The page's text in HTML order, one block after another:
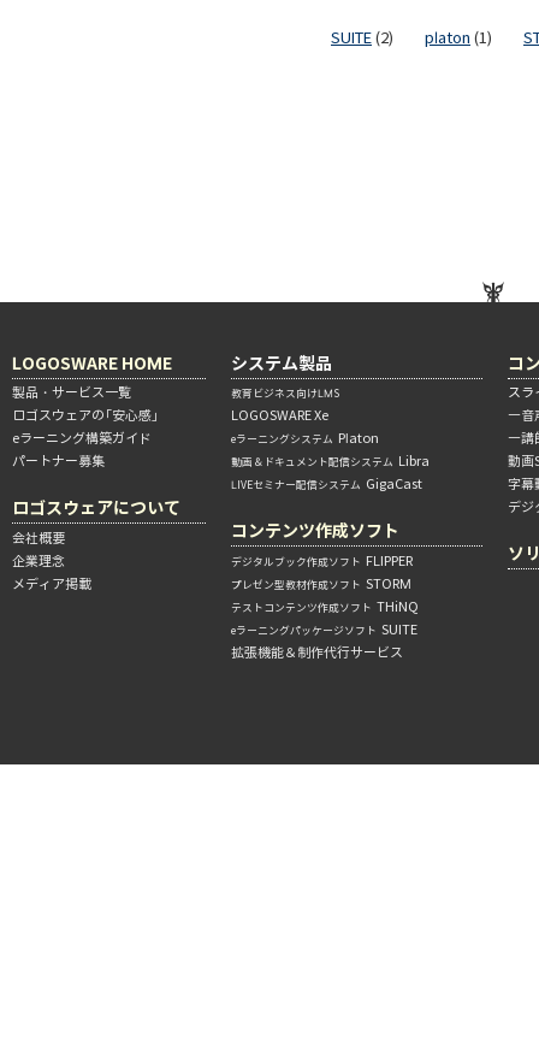
SUITE (2) platon (1)
LOGOSWARE HOME
製品・サービス一覧
ロゴスウェアの「安心感」
eラーニング構築ガイド
パートナー募集
ロゴスウェアについて
会社概要
企業理念
メディア掲載
システム製品
教育ビジネス向けLMS
LOGOSWARE Xe
eラーニングシステム Platon
動画＆ドキュメント配信システム Libra
LIVEセミナー配信システム GigaCast
コンテンツ作成ソフト
デジタルブック作成ソフト FLIPPER
プレゼン型教材作成ソフト STORM
テストコンテンツ作成ソフト THiNQ
eラーニングパッケージソフト SUITE
拡張機能＆制作代行サービス
コ
スラ
―音
―講
動画
字幕
デジ
ソ